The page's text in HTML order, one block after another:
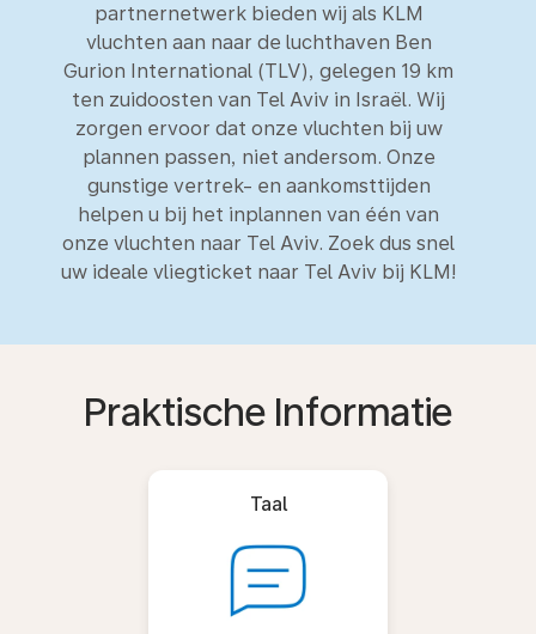
partnernetwerk bieden wij als KLM
vluchten aan naar de luchthaven Ben
Gurion International (TLV), gelegen 19 km
ten zuidoosten van Tel Aviv in Israël. Wij
zorgen ervoor dat onze vluchten bij uw
plannen passen, niet andersom. Onze
gunstige vertrek- en aankomsttijden
helpen u bij het inplannen van één van
onze vluchten naar Tel Aviv. Zoek dus snel
uw ideale vliegticket naar Tel Aviv bij KLM!
Praktische Informatie
Taal